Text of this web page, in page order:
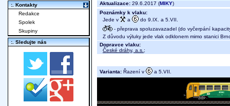
Aktualizace: 29.6.2017 (MIKY)
Poznámky k vlaku:
Jede v
a
do 9.IX. a 5.VII.
- přeprava spoluzavazadel (do vyčerpání
Z důvodu výluky jede vlak odklonem mimo stanici
Dopravce vlaku:
České dráhy, a.s. ;
Varianta: Řazení v a 5.VII.
:. Kontakty
Redakce
Spolek
Skupiny
:. Sledujte nás